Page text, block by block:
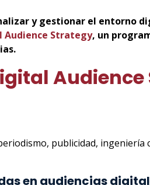
y gestionar el entorno
Strategy, un
publicidad, ingeniería
en audiencias